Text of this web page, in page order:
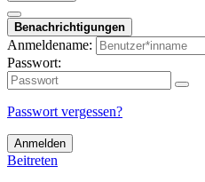
Benachrichtigungen
Anmeldename:
Passwort:
Passwort vergessen?
Anmelden
Beitreten